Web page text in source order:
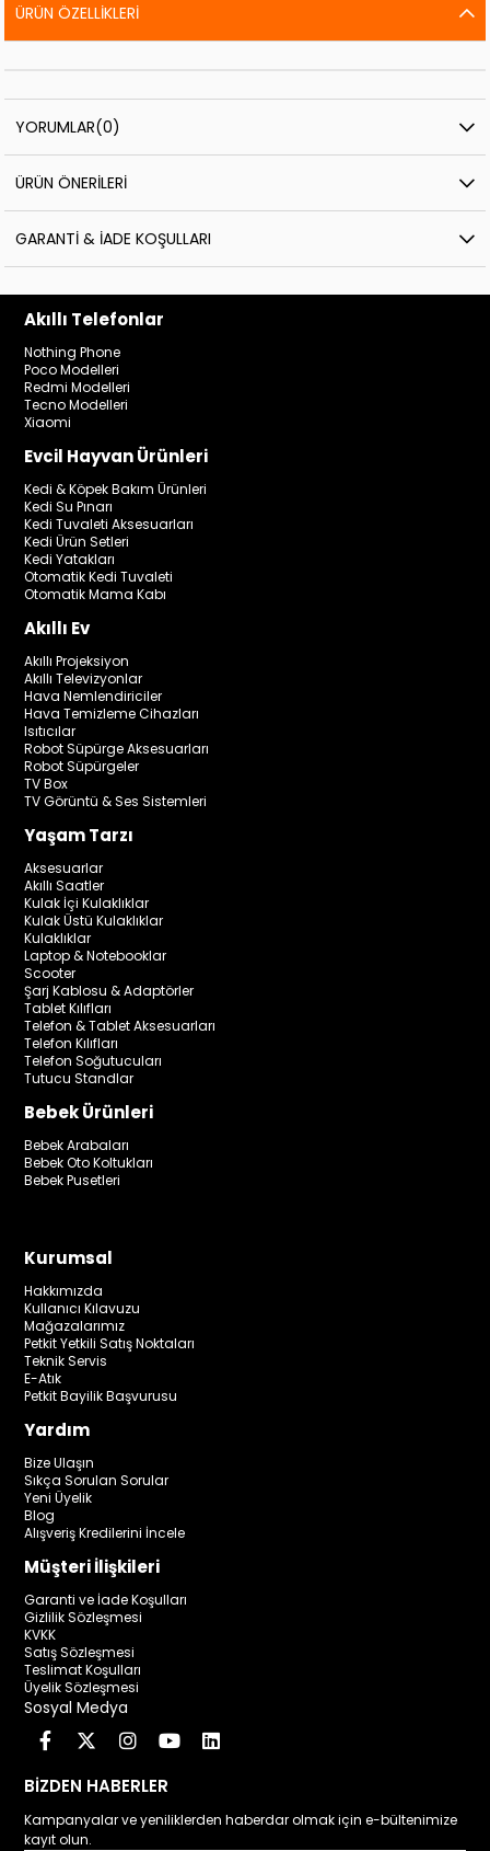
ÜRÜN ÖZELLIKLERI
YORUMLAR(0)
ÜRÜN ÖNERILERI
GARANTI & İADE KOŞULLARI
Akıllı Telefonlar
Nothing Phone
Poco Modelleri
Redmi Modelleri
Tecno Modelleri
Xiaomi
Evcil Hayvan Ürünleri
Kedi & Köpek Bakım Ürünleri
Kedi Su Pınarı
Kedi Tuvaleti Aksesuarları
Kedi Ürün Setleri
Kedi Yatakları
Otomatik Kedi Tuvaleti
Otomatik Mama Kabı
Akıllı Ev
Akıllı Projeksiyon
Akıllı Televizyonlar
Hava Nemlendiriciler
Hava Temizleme Cihazları
Isıtıcılar
Robot Süpürge Aksesuarları
Robot Süpürgeler
TV Box
TV Görüntü & Ses Sistemleri
Yaşam Tarzı
Aksesuarlar
Akıllı Saatler
Kulak İçi Kulaklıklar
Kulak Üstü Kulaklıklar
Kulaklıklar
Laptop & Notebooklar
Scooter
Şarj Kablosu & Adaptörler
Tablet Kılıfları
Telefon & Tablet Aksesuarları
Telefon Kılıfları
Telefon Soğutucuları
Tutucu Standlar
Bebek Ürünleri
Bebek Arabaları
Bebek Oto Koltukları
Bebek Pusetleri
Kurumsal
Hakkımızda
Kullanıcı Kılavuzu
Mağazalarımız
Petkit Yetkili Satış Noktaları
Teknik Servis
E-Atık
Petkit Bayilik Başvurusu
Yardım
Bize Ulaşın
Sıkça Sorulan Sorular
Yeni Üyelik
Blog
Alışveriş Kredilerini İncele
Müşteri İlişkileri
Garanti ve İade Koşulları
Gizlilik Sözleşmesi
KVKK
Satış Sözleşmesi
Teslimat Koşulları
Üyelik Sözleşmesi
Sosyal Medya
BİZDEN HABERLER
Kampanyalar ve yeniliklerden haberdar olmak için e-bültenimize
kayıt olun.